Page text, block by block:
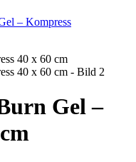
Gel –